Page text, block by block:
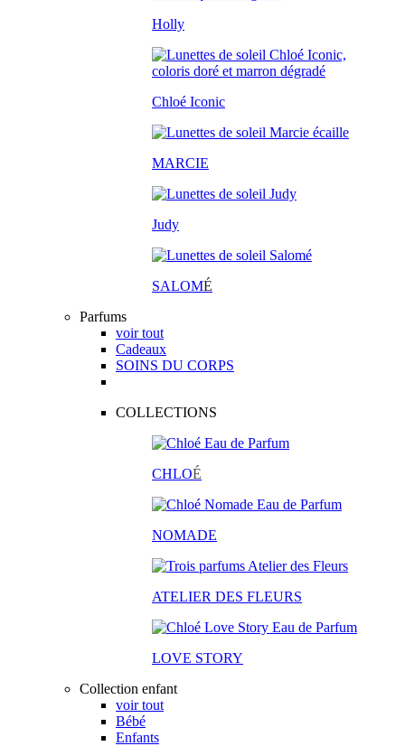
Holly
Chloé Iconic
MARCIE
Judy
SALOMÉ
Parfums
voir tout
Cadeaux
SOINS DU CORPS
COLLECTIONS
CHLOÉ
NOMADE
ATELIER DES FLEURS
LOVE STORY
Collection enfant
voir tout
Bébé
Enfants